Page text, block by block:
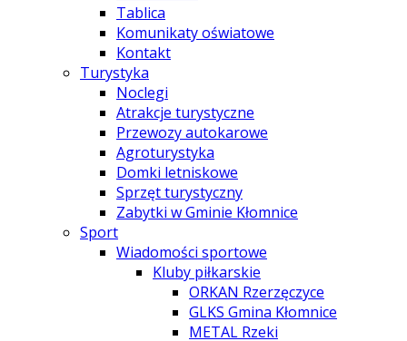
Tablica
Komunikaty oświatowe
Kontakt
Turystyka
Noclegi
Atrakcje turystyczne
Przewozy autokarowe
Agroturystyka
Domki letniskowe
Sprzęt turystyczny
Zabytki w Gminie Kłomnice
Sport
Wiadomości sportowe
Kluby piłkarskie
ORKAN Rzerzęczyce
GLKS Gmina Kłomnice
METAL Rzeki